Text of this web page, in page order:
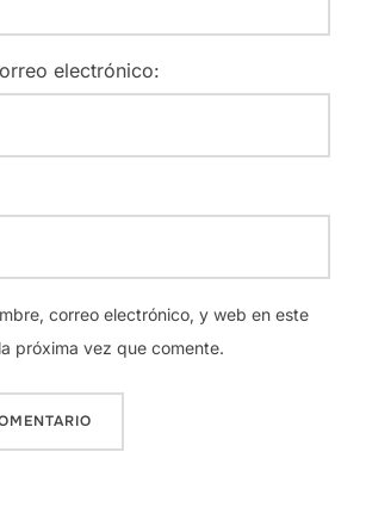
electrónico:
correo electrónico, y web en este
próxima vez que comente.